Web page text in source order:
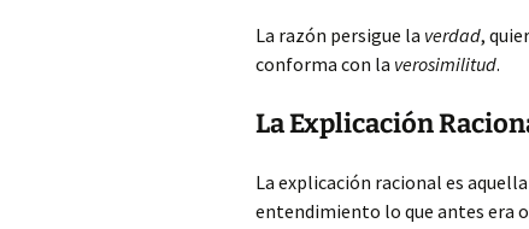
La razón persigue la verdad,
conforma con la verosimilitud.
La Explicación
La explicación racional es
entendimiento lo que antes era